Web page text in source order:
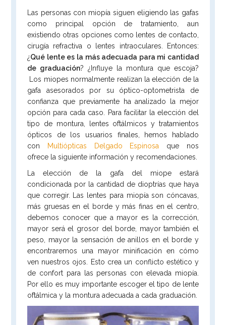
Las personas con miopía siguen eligiendo las gafas
como principal opción de tratamiento, aun
existiendo otras opciones como lentes de contacto,
cirugía refractiva o lentes intraoculares. Entonces:
¿Qué lente es la más adecuada para mi cantidad
de graduación? ¿Influye la montura que escoja?
Los miopes normalmente realizan la elección de la
gafa asesorados por su óptico-optometrista de
confianza que previamente ha analizado la mejor
opción para cada caso. Para facilitar la elección del
tipo de montura, lentes oftálmicos y tratamientos
ópticos de los usuarios finales, hemos hablado
con
Multiópticas Delgado Espinosa que nos
ofrece la siguiente información y recomendaciones.
La elección de la gafa del miope estará
condicionada por la cantidad de dioptrías que haya
que corregir. Las lentes para miopía son cóncavas,
más gruesas en el borde y más finas en el centro,
debemos conocer que a mayor es la corrección,
mayor será el grosor del borde, mayor también el
peso, mayor la sensación de anillos en el borde y
encontraremos una mayor minificación en cómo
ven nuestros ojos. Esto crea un conflicto estético y
de confort para las personas con elevada miopía.
Por ello es muy importante escoger el tipo de lente
oftálmica y la montura adecuada a cada graduación.